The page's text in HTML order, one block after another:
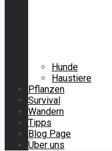
Hunde
Haustiere
Pflanzen
Survival
Wandern
Tipps
Blog Page
Über uns